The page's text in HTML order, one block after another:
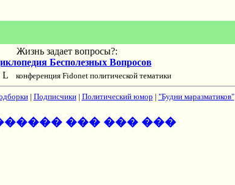
Жизнь задает вопросы?:
Бесполезных Вопросов
L конференция Fidonet политической тематики
| Подписчики| Политический юмор | "Будни маразматиков"
��� ��� ���